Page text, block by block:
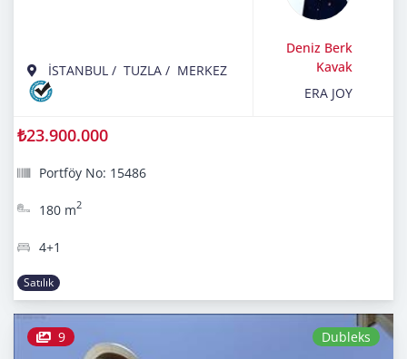
İSTANBUL / TUZLA / MERKEZ
Deniz Berk
Kavak
ERA JOY
₺23.900.000
Portföy No: 15486
180 m2
4+1
Satılık
9 Dubleks